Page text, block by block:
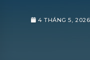
4 THÁNG 5, 2026